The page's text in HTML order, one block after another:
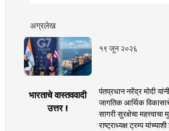
अग्रलेख
१९ जून २०२६
भारताचे वास्तववादी
उत्तर !
पंतप्रधान नरेंद्र मोदी
जागतिक आर्थिक
सागरी सुरक्षेचा
राष्ट्राध्यक्ष ट्रम्प यांच्याशी